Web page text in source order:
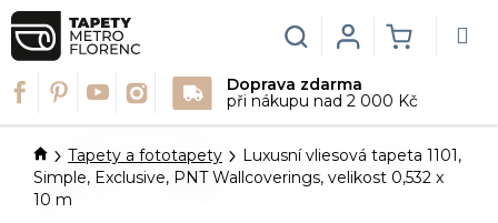
Přejít
na
obsah
Doprava zdarma
při nákupu nad 2 000 Kč
Hledat
KOŠÍK
Login
DomůTapety a fototapety
Luxusní vliesová tapeta 1101,
Simple, Exclusive, PNT Wallcoverings, velikost 0,532 x
10 m